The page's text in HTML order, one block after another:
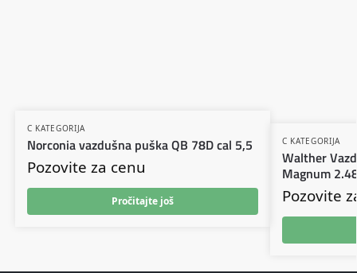
C KATEGORIJA
Norconia vazdušna puška QB 78D cal 5,5
Pozovite za cenu
Pročitajte još
C KATEGORIJA
Walther
Magnum
Pozovite